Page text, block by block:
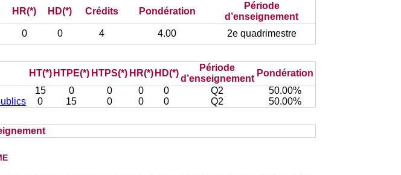
HR(*) HD(*) Crédits Pondération
Période
d’enseignement
0 0 4 4.00 2e quadrimestre
HT(*) HTPE(*) HTPS(*) HR(*) HD(*)
Période
d’enseignement
Pondération
15 0 0 0 0 Q2
50.00%
0 15 0 0 0 Q2 50.00%